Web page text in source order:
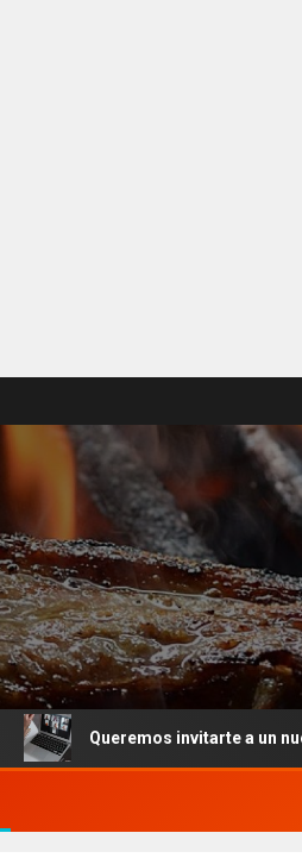
Queremos invitarte a un nuevo